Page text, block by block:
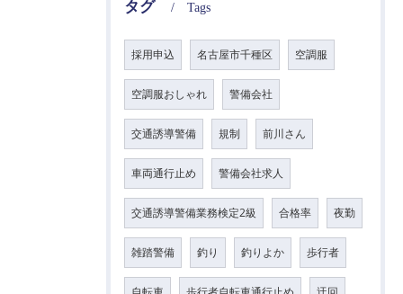
タグ Tags
採用申込 名古屋市千種区 空調服
空調服おしゃれ 警備会社
交通誘導警備 規制 前川さん
車両通行止め 警備会社求人
交通誘導警備業務検定2級 合格率 夜勤
雑踏警備 釣り 釣りよか 歩行者